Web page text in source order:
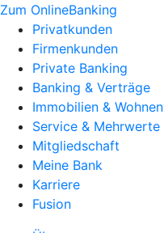
Zum OnlineBanking
Privatkunden
Firmenkunden
Private Banking
Banking & Verträge
Immobilien & Wohnen
Service & Mehrwerte
Mitgliedschaft
Meine Bank
Karriere
Fusion